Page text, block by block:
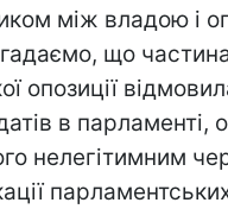
між владою і
що
опозиції
в парламенті,
нелегітимним